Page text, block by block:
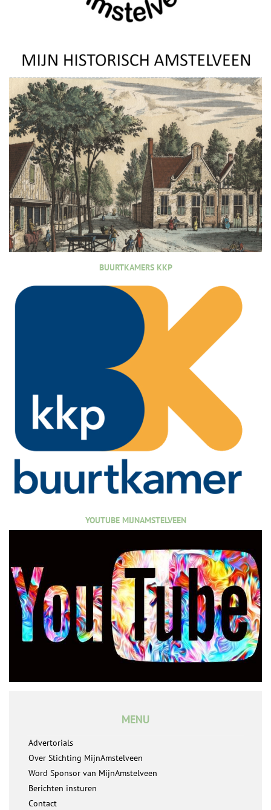
BUURTKAMERS KKP
YOUTUBE MIJNAMSTELVEEN
MENU
Advertorials
Over Stichting MijnAmstelveen
Word Sponsor van MijnAmstelveen
Berichten insturen
Contact